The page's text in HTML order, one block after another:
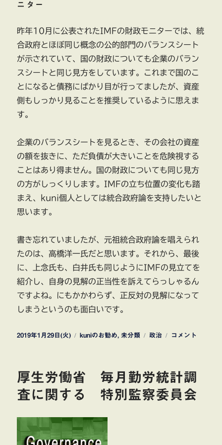
ニター
昨年10月に公表されたIMFの財政モニターでは、統
合政府とほぼ同じ概念の公的部門のバランスシート
が示されていて、国の財政についても企業のバラン
スシートと同じ見方をしています。これまで国のこ
とになると債務にばかり目が行ってましたが、資産
側もしっかり見ることを推奨しているように思えま
す。
企業のバランスシートを見るとき、その会社の資産
の額を抜きに、ただ負債が大きいことを危険視する
ことはあり得ません。国の財政についても同じ見方
の方がしっくりします。IMFの立ち位置の変化も踏
まえ、kuni個人としては統合政府論を支持したいと
思います。
書き忘れていましたが、元祖統合政府論を唱えられ
たのは、高橋洋一氏だと思います。それから、最後
に、上念氏も、白井氏も同じようにIMFの見立てを
紹介し、自身の見解の正当性を訴えてらっしゃるん
ですよね。にもかかわらず、正反対の見解になって
しまうというのも面白いです。
投
2019年1月29日(火)
カ
ー
kuniのお勧め,未分類
タ
政治
統
論
に
コメント
厚生労働省 毎月勤労統計調
査に関する 特別監察委員会